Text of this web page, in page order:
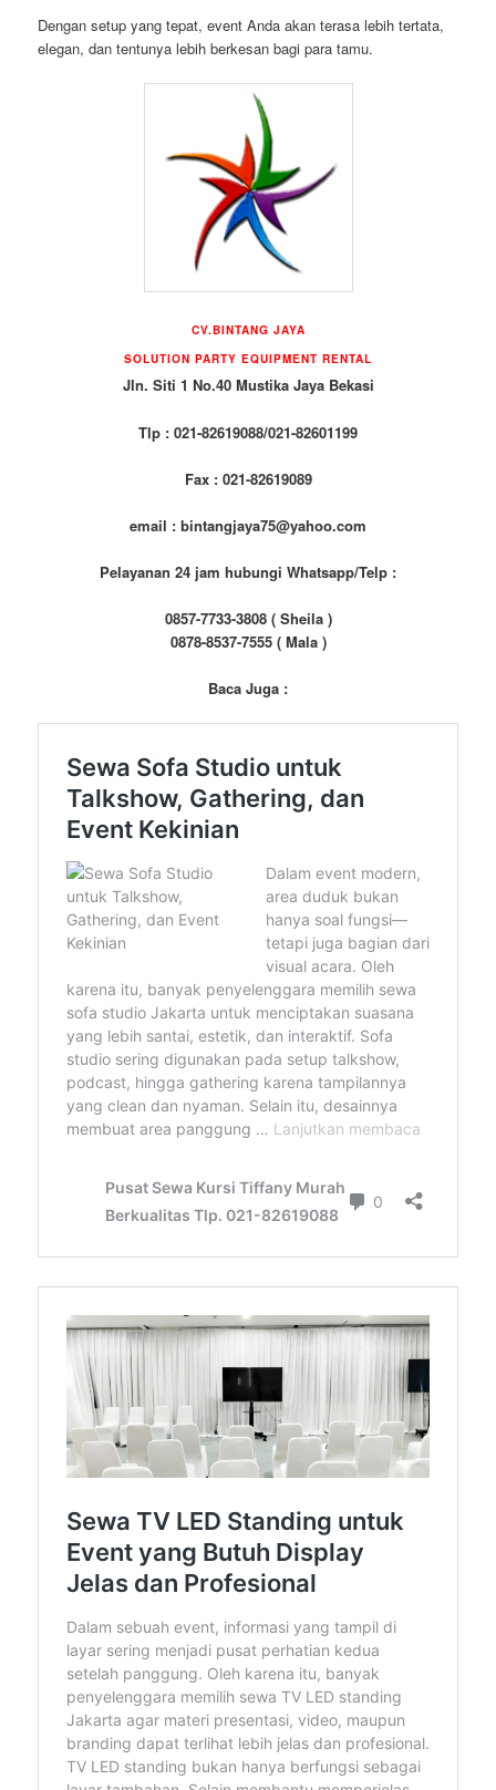
Dengan setup yang tepat, event Anda akan terasa lebih tertata,
elegan, dan tentunya lebih berkesan bagi para tamu.
CV.BINTANG JAYA
SOLUTION PARTY EQUIPMENT RENTAL
Jln. Siti 1 No.40 Mustika Jaya Bekasi
Tlp : 021-82619088/021-82601199
Fax : 021-82619089
email : bintangjaya75@yahoo.com
Pelayanan 24 jam hubungi Whatsapp/Telp :
0857-7733-3808 ( Sheila )
0878-8537-7555 ( Mala )
Baca Juga :